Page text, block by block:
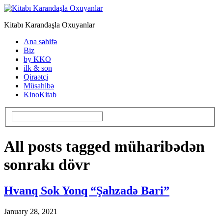
Kitabı Karandaşla Oxuyanlar
Ana səhifə
Biz
by KKO
ilk & son
Qiraətçi
Müsahibə
KinoKitab
All posts tagged müharibədən
sonrakı dövr
Hvanq Sok Yonq “Şahzadə Bari”
January 28, 2021